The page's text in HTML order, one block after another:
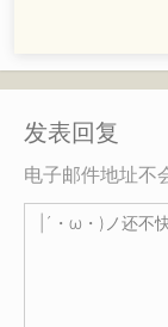
发表回复
电子邮件地址不